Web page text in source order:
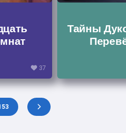
37
Тайны